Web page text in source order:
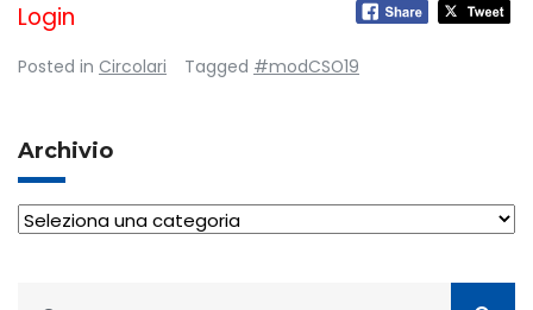
Login
Posted in Circolari Tagged #modCSO19
Archivio
Archivio